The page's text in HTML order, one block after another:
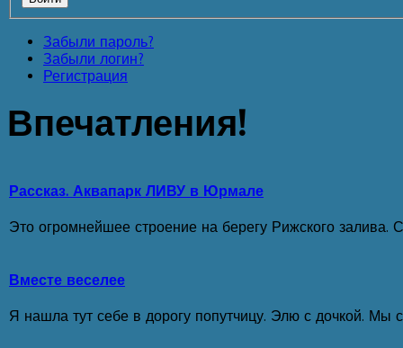
Забыли пароль?
Забыли логин?
Регистрация
Впечатления!
Рассказ. Аквапарк ЛИВУ в Юрмале
Это огромнейшее строение на берегу Рижского залива.
Вместе веселее
Я нашла тут себе в дорогу попутчицу. Элю с дочкой. Мы